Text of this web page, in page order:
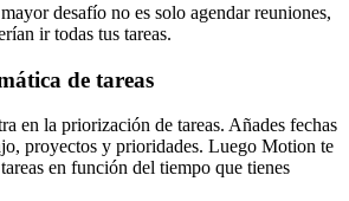
desafío no es solo agendar reuniones,
ir todas tus tareas.
de tareas
en la priorización de tareas. Añades fechas
proyectos y prioridades. Luego Motion te
en función del tiempo que tienes